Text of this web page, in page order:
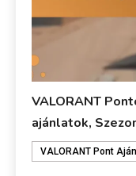
VALORANT
ajánlatok,
VALORANT Pont